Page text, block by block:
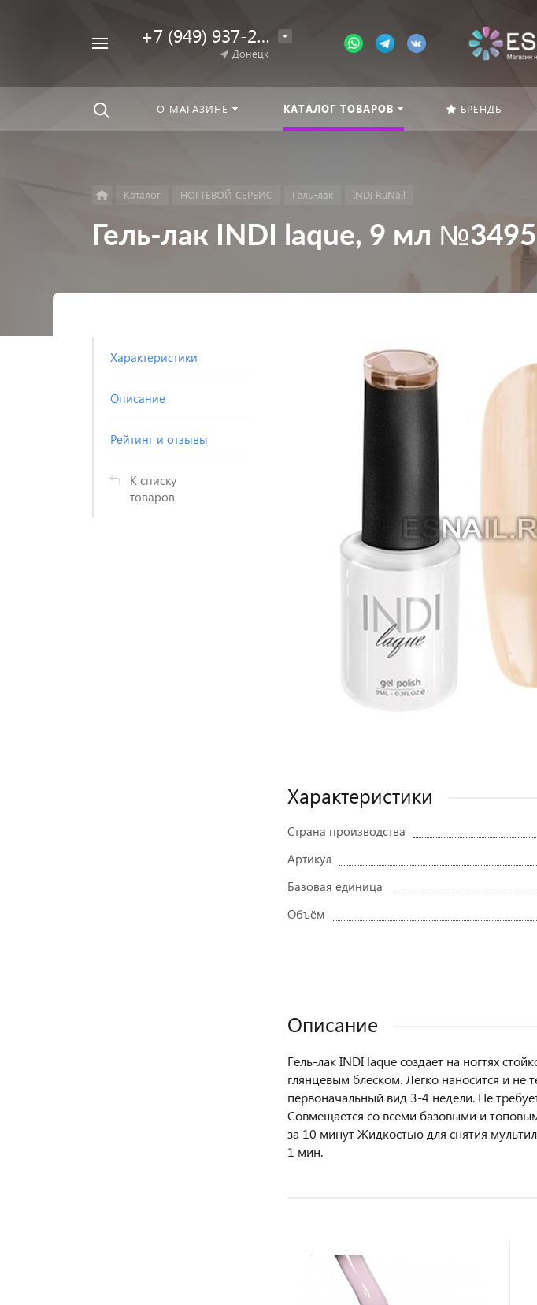
+7 (949) 937-25-64
Донецк
О МАГАЗИНЕ КАТАЛОГ ТОВАРОВ БРЕНДЫ
Каталог НОГТЕВОЙ СЕРВИС Гель-лак INDI RuNail
Гель-лак INDI laque, 9 мл №3495
Характеристики
Описание
Рейтинг и отзывы
К списку
товаров
Характеристики
Страна производства
Артикул
Базовая единица
Объём
Описание
Гель-лак INDI laque создает на ногтях
глянцевым блеском. Легко наносится и не
первоначальный вид 3-4 недели. Не
Совмещается со всеми базовыми и
за 10 минут Жидкостью для снятия
1 мин.